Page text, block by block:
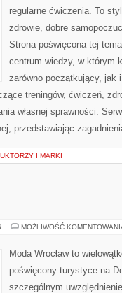
regularne ćwiczenia. To
zdrowie, dobre
Strona poświęcona tej
centrum wiedzy, w którym
zarówno początkujący, jak
treningów, ćwiczeń,
własnej sprawności.
przedstawiając
I MARKI
MOŻLIWOŚĆ
Moda Wrocław to
poświęcony turystyce na
szczególnym